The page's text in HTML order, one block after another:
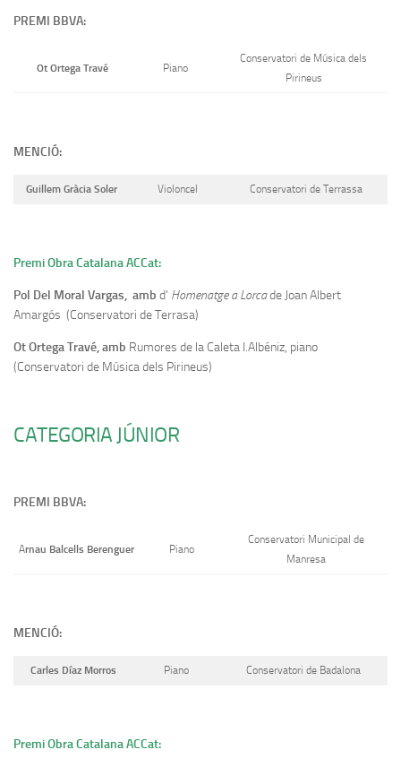
PREMI BBVA:
Ot Ortega Travé Piano
Conservatori de Música dels
Pirineus
MENCIÓ:
Guillem Gràcia Soler Violoncel Conservatori de Terrassa
Premi Obra Catalana ACCat:
Pol Del Moral Vargas, amb d’ Homenatge a Lorcade Joan Albert
Amargós (Conservatori de Terrasa)
Ot Ortega Travé, amb Rumores de la Caleta I.Albéniz, piano
(Conservatori de Música dels Pirineus)
CATEGORIA JÚNIOR
PREMI BBVA:
Arnau Balcells Berenguer Piano
Conservatori Municipal de
Manresa
MENCIÓ:
Carles Díaz Morros Piano Conservatori de Badalona
Premi Obra Catalana ACCat: